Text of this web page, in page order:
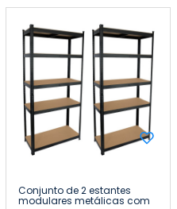
Conjunto de 2 estantes
modulares metálicas com